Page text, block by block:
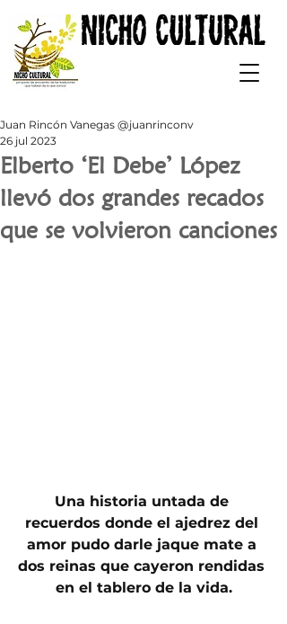
Elberto ‘El Debe’ López
llevó dos grandes recados
que se volvieron canciones
Juan Rincón Vanegas @juanrinconv
26 jul 2023
Una historia untada de
recuerdos donde el ajedrez del
amor pudo darle jaque mate a
dos reinas que cayeron rendidas
en el tablero de la vida.